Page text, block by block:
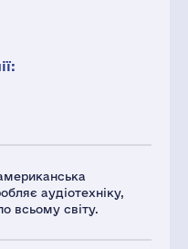
аудіотехніку,
всьому світу.